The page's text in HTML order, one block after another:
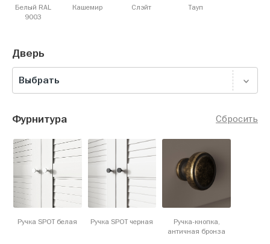
Белый RAL
9003
Кашемир Слэйт Тауп
Дверь
Выбрать
Сбросить
Фурнитура
Ручка SPOT белая Ручка SPOT черная
Ручка-кнопка,
античная бронза